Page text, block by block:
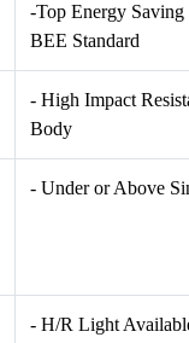
-Top Energy
BEE Standard
- High Impact
Body
- Under or Above
- H/R Light